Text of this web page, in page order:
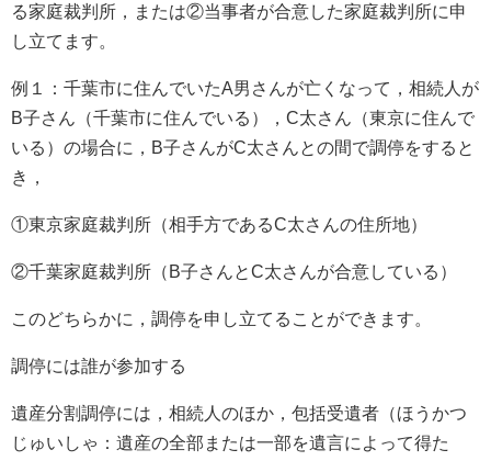
る家庭裁判所，または②当事者が合意した家庭裁判所に申
し立てます。
例１：千葉市に住んでいたA男さんが亡くなって，相続人が
B子さん（千葉市に住んでいる），C太さん（東京に住んで
いる）の場合に，B子さんがC太さんとの間で調停をすると
き，
①東京家庭裁判所（相手方であるC太さんの住所地）
②千葉家庭裁判所（B子さんとC太さんが合意している）
このどちらかに，調停を申し立てることができます。
調停には誰が参加する
遺産分割調停には，相続人のほか，包括受遺者（ほうかつ
じゅいしゃ：遺産の全部または一部を遺言によって得た